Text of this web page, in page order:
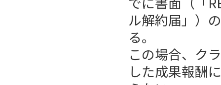
ル解約届」）
る。
この場合、ク
した成果報酬